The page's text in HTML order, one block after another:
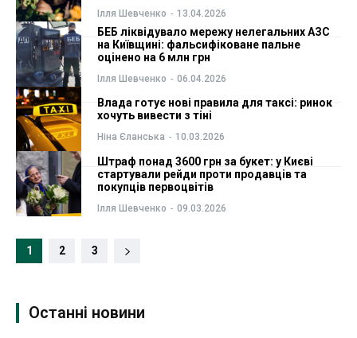
Ілля Шевченко - 13.04.2026
БЕБ ліквідувало мережу нелегальних АЗС
на Київщині: фальсифіковане пальне
оцінено на 6 млн грн
Ілля Шевченко - 06.04.2026
Влада готує нові правила для таксі: ринок
хочуть вивести з тіні
Ніна Єланська - 10.03.2026
Штраф понад 3600 грн за букет: у Києві
стартували рейди проти продавців та
покупців первоцвітів
Ілля Шевченко - 09.03.2026
1 2 3
Останні новини